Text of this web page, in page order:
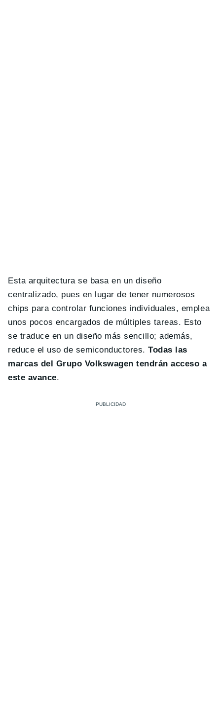
Esta arquitectura se basa en un diseño
centralizado, pues en lugar de tener numerosos
chips para controlar funciones individuales, emplea
unos pocos encargados de múltiples tareas. Esto
se traduce en un diseño más sencillo; además,
reduce el uso de semiconductores.Todas las
marcas del Grupo Volkswagen tendrán acceso a
este avance.